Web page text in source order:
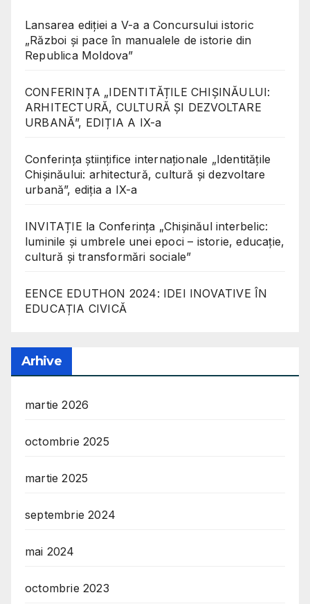
Lansarea ediției a V-a a Concursului istoric
„Război și pace în manualele de istorie din
Republica Moldova”
CONFERINȚA „IDENTITĂȚILE CHIȘINĂULUI:
ARHITECTURĂ, CULTURĂ ȘI DEZVOLTARE
URBANĂ”, EDIȚIA A IX-a
Conferinţa științifice internaționale „Identitățile
Chișinăului: arhitectură, cultură și dezvoltare
urbană”, ediția a IX-a
INVITAȚIE la Conferința „Chișinăul interbelic:
luminile și umbrele unei epoci – istorie, educație,
cultură și transformări sociale”
EENCE EDUTHON 2024: IDEI INOVATIVE ÎN
EDUCAȚIA CIVICĂ
Arhive
martie 2026
octombrie 2025
martie 2025
septembrie 2024
mai 2024
octombrie 2023